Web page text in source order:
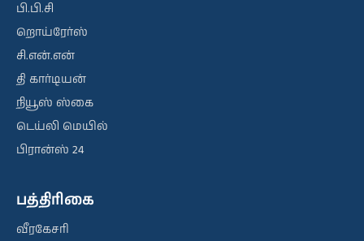
பி.பி.சி
றொய்ரேர்ஸ்
சி.என்.என்
தி கார்டியன்
நியூஸ் ஸ்கை
டெய்லி மெயில்
பிரான்ஸ் 24
பத்திரிகை
வீரகேசரி